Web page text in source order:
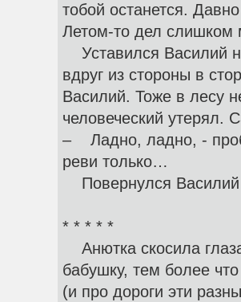
тобой останется.
Летом-то дел слишком
Уставился Василий
вдруг из стороны в
Василий. Тоже в лесу
человеческий утерял.
– Ладно, ладно, -
реви только…
Повернулся Василий
* * * * *
Анютка скосила
бабушку, тем более
(и про дороги эти